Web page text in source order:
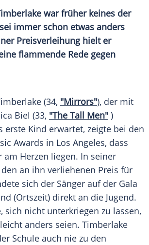
war früher keines der
immer schon etwas anders
Preisverleihung hielt er
flammende Rede gegen
(34, "Mirrors"), der mit
Biel (33, "The Tall Men" )
erste Kind erwartet, zeigte bei den
Awards in Los Angeles, dass
am Herzen liegen. In seiner
an ihn verliehenen Preis für
sich der Sänger auf der Gala
(Ortszeit) direkt an die Jugend.
sich nicht unterkriegen zu lassen,
anders seien. Timberlake
Schule auch nie zu den